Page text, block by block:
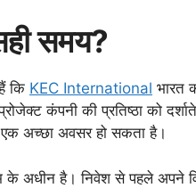
समय?
कि KEC International भारत
कंपनी की प्रतिष्ठा को
एक अच्छा अवसर हो सकता है।
के अधीन है। निवेश से पहले अपने